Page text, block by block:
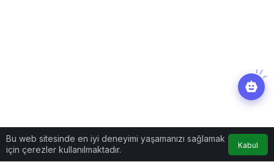
Bu web sitesinde en iyi deneyimi yaşamanızı sağlamak
için çerezler kullanılmaktadır.
Kabul